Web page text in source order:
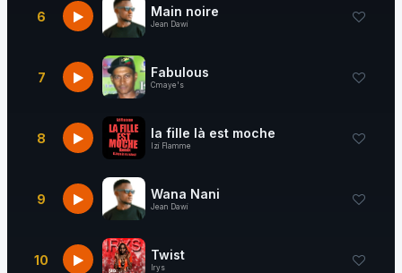
6 Main noire
Jean Dawi
7 Fabulous
Cmaye's
8 la fille là est moche
Izi Flamme
9 Wana Nani
Jean Dawi
10 Twist
Irys